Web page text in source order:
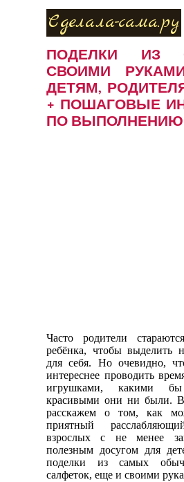
Сделала-сама.ру
ПОДЕЛКИ ИЗ
СВОИМИ
ДЕТЯМ,
+ ПОШАГОВЫЕ
ПО ВЫПОЛНЕНИЮ
Часто родители
ребёнка, чтобы выделить
для себя. Но очевидно,
интереснее проводить
игрушками, какими
красивыми они ни были. В
расскажем о том, как
приятный
взрослых с не менее
полезным досугом для
поделки из самых
салфеток, еще и своими